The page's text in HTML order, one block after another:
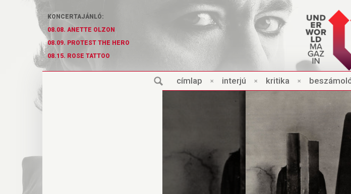
KONCERTAJÁNLÓ:
08.08. ANETTE OLZON
08.09. PROTEST THE HERO
08.15. ROSE TATTOO
címlap × interjú × kritika × beszámol